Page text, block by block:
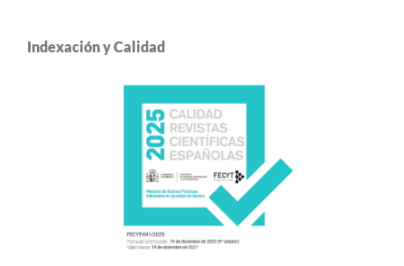
Indexación y Calidad